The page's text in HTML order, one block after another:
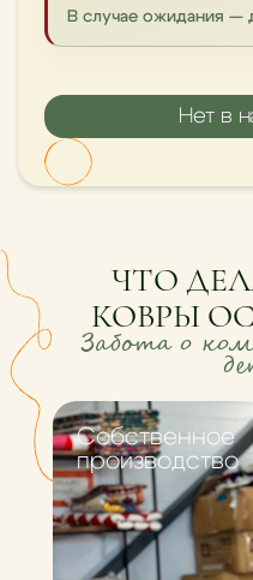
В случае ожидания —
Нет в
Забота о
ЧТО
КОВРЫ
Cобственное
производство